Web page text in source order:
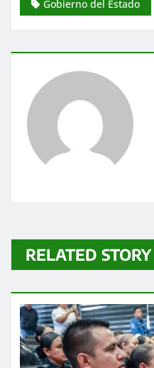
Gobierno del Estado
RELATED STORY